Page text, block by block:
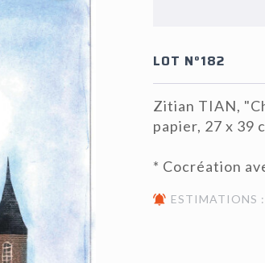
LOT N°182
Zitian TIAN,
papier, 27 x 39
* Cocréation
ESTIMATIONS